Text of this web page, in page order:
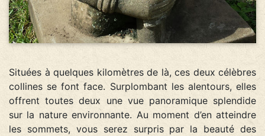
Situées à quelques kilomètres de là, ces deux célèbres
collines se font face. Surplombant les alentours, elles
offrent toutes deux une vue panoramique splendide
sur la nature environnante. Au moment d’en atteindre
les sommets, vous serez surpris par la beauté des